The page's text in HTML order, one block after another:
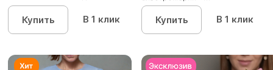
кустовых роз...
Купить В 1 клик Купить В 1 клик